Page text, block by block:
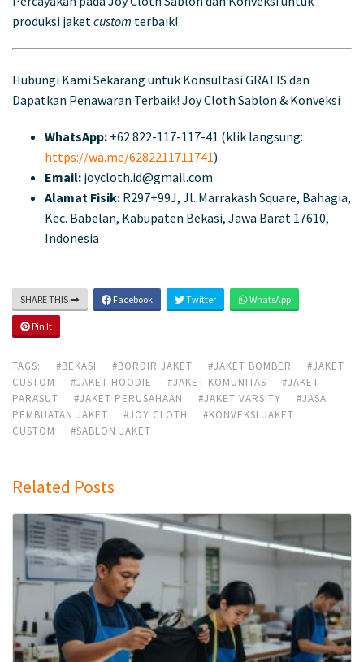
produksi jaket custom terbaik!
Hubungi Kami Sekarang untuk Konsultasi GRATIS dan
Dapatkan Penawaran Terbaik! Joy Cloth Sablon & Konveksi
WhatsApp: +62 822-117-117-41 (klik langsung:
https://wa.me/6282211711741)
Email: joycloth.id@gmail.com
Alamat Fisik: R297+99J, Jl. Marrakash Square, Bahagia,
Kec. Babelan, Kabupaten Bekasi, Jawa Barat 17610,
Indonesia
SHARE THIS Facebook Twitter WhatsApp
Pin It
TAGS: #BEKASI #BORDIR JAKET #JAKET BOMBER
#JAKET
CUSTOM
#JAKET HOODIE #JAKET KOMUNITAS
#JAKET
PARASUT
#JAKET PERUSAHAAN #JAKET VARSITY
#JASA
PEMBUATAN JAKET
#JOY CLOTH
#KONVEKSI JAKET
CUSTOM
#SABLON JAKET
Related Posts